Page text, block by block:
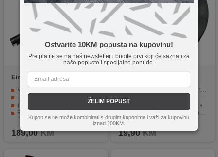
Ostvarite 10KM popusta na kupovinu!
Pretplatite se na naš newsletter i budite prvi koji će saznati za
naše popuste i specijalne ponude.
ŽELIM POPUST
Kupon se ne može kombinirati s drugim kuponima i važi za kupovinu
iznad 200KM.
Einhell
GP-LB 18/200 Li E-
Motor bez četkica - više snage i duže vrijeme rada
Elektronička kontrola brzine s praktičnim LED zaslonom
Tehnologija aksijalnog rotora - optimalna izvedba
Ručka za ravnotežu s mekim rukohvatom za ergonomski rad
Član obitelji Power X-Change, potrebna baterija 1x18V
189,00KM
Visokokvalitetni materijal za trajnost
Kompatibilan sa M10 x 1.25 navojem
Brzo i jednostavno montiranje
Lagan i kompaktan za jednostavno korištenje
Pogodan za vlasnike motornih trimera
19,90KM